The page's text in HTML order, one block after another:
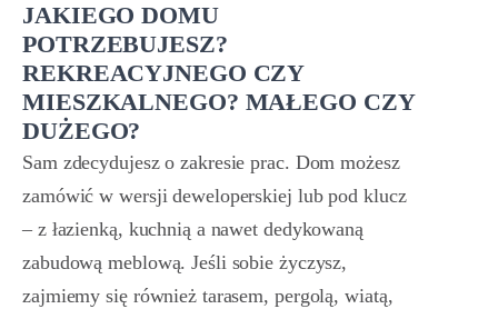
JAKIEGO DOMU
POTRZEBUJESZ?
REKREACYJNEGO CZY
MIESZKALNEGO? MAŁEGO CZY
DUŻEGO?
Sam zdecydujesz o zakresie prac. Dom możesz
zamówić w wersji deweloperskiej lub pod klucz
– z łazienką, kuchnią a nawet dedykowaną
zabudową meblową. Jeśli sobie życzysz,
zajmiemy się również tarasem, pergolą, wiatą,